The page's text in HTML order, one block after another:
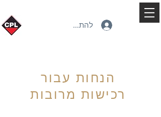
להתחברות
הנחות עבור
רכישות מרובות